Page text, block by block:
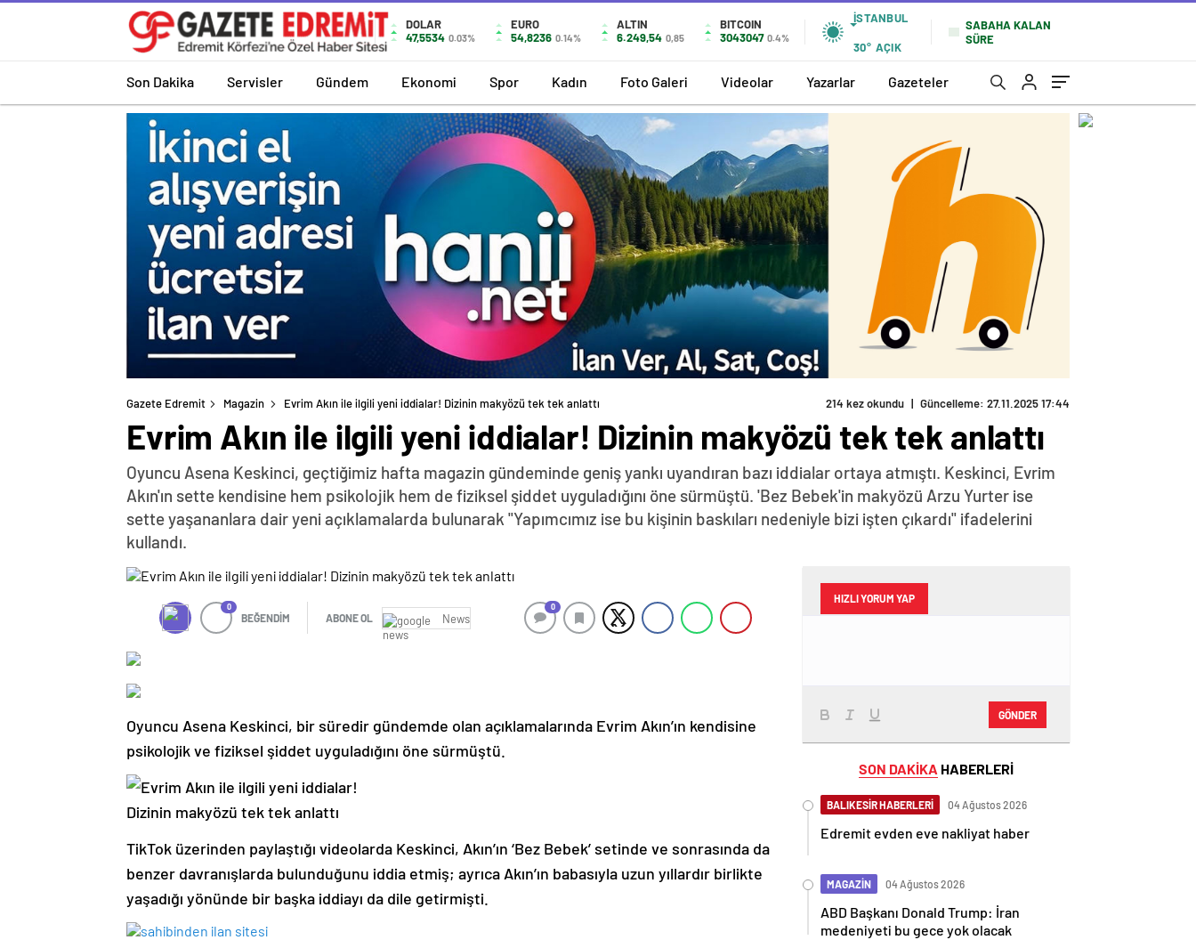
DOLAR
47,5534 0.03%
EURO
54,8236 0.14%
ALTIN
6.249,54 0,85
BITCOIN
3043047 0.4%
İSTANBUL
30° AÇIK
SABAHA KALAN
SÜRE
Son Dakika Servisler Gündem Ekonomi Spor Kadın Foto Galeri Videolar Yazarlar Gazeteler
Gazete Edremit Magazin Evrim Akın ile ilgili yeni iddialar! Dizinin makyözü tek tek anlattı 214 kez okundu | Güncelleme: 27.11.2025 17:44
Evrim Akın ile ilgili yeni iddialar! Dizinin makyözü tek tek anlattı
Oyuncu Asena Keskinci, geçtiğimiz hafta magazin gündeminde geniş yankı uyandıran bazı iddialar ortaya atmıştı. Keskinci, Evrim
Akın'ın sette kendisine hem psikolojik hem de fiziksel şiddet uyguladığını öne sürmüştü. 'Bez Bebek'in makyözü Arzu Yurter ise
sette yaşananlara dair yeni açıklamalarda bulunarak "Yapımcımız ise bu kişinin baskıları nedeniyle bizi işten çıkardı" ifadelerini
kullandı.
0
BEĞENDİM ABONE OL News
0
Oyuncu Asena Keskinci, bir süredir gündemde olan açıklamalarında Evrim Akın’ın kendisine
psikolojik ve fiziksel şiddet uyguladığını öne sürmüştü.
TikTok üzerinden paylaştığı videolarda Keskinci, Akın’ın ‘Bez Bebek’ setinde ve sonrasında da
benzer davranışlarda bulunduğunu iddia etmiş; ayrıca Akın’ın babasıyla uzun yıllardır birlikte
yaşadığı yönünde bir başka iddiayı da dile getirmişti.
HIZLI YORUM YAP
GÖNDER
SON DAKİKA HABERLERİ
BALIKESİR HABERLERİ 04 Ağustos 2026
Edremit evden eve nakliyat haber
MAGAZİN 04 Ağustos 2026
ABD Başkanı Donald Trump: İran
medeniyeti bu gece yok olacak